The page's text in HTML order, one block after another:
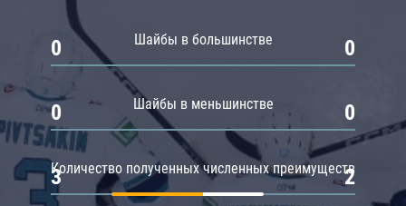
Шайбы в большинстве
0 0
Шайбы в меньшинстве
0 0
Количество полученных численных преимуществ
3 2